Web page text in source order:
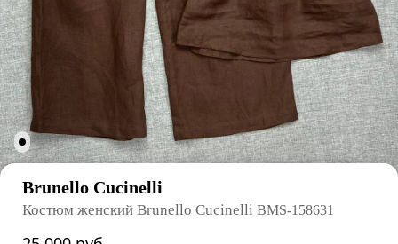
Brunello Cucinelli
Костюм женский Brunello Cucinelli BMS-158631